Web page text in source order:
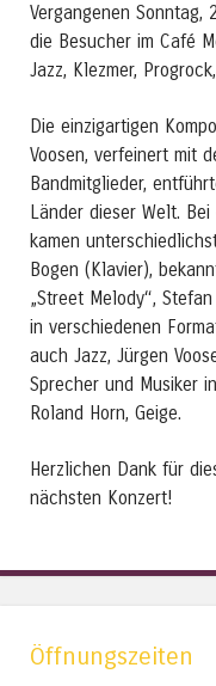
Vergangenen Sonntag,
die Besucher im Café
Jazz, Klezmer,
Die einzigartigen
Voosen, verfeinert mit
Bandmitglieder,
Länder dieser Welt.
kamen
Bogen (Klavier),
„Street Melody“,
in verschiedenen
auch Jazz, Jürgen
Sprecher und Musiker
Roland Horn, Geige.
Herzlichen Dank für
nächsten Konzert!
Öffnungszeiten